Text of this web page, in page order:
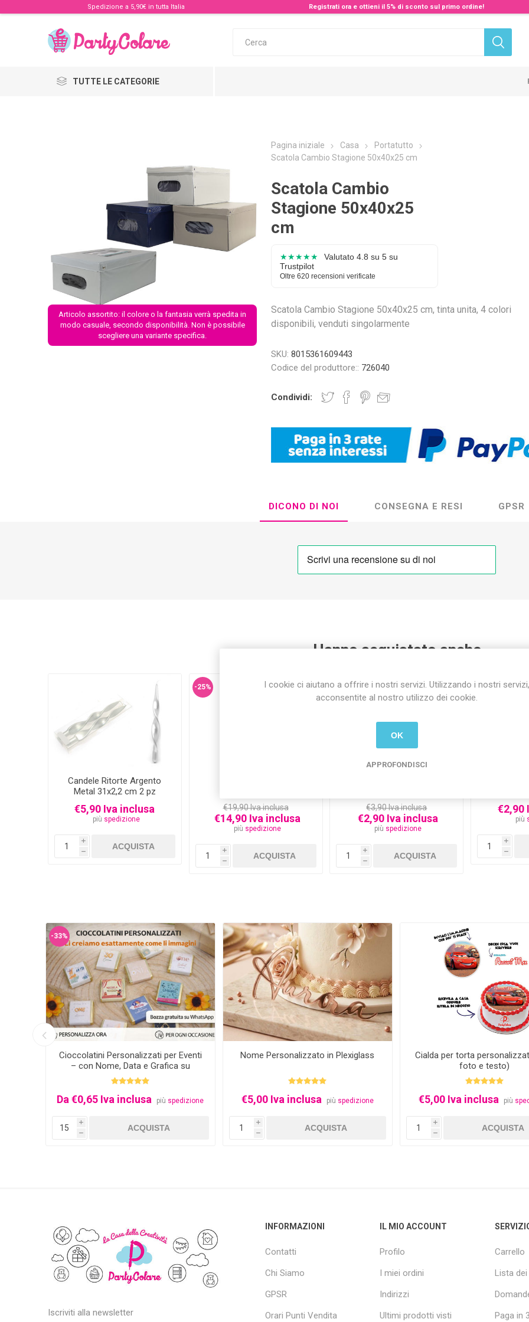
Spedizione a 5,90€ in tutta Italia Registrati ora e ottieni il 5% di sconto sul primo ordine!
TUTTE LE CATEGORIE
Articolo assortito: il colore o la fantasia verrà spedita in
modo casuale, secondo disponibilità. Non è possibile
scegliere una variante specifica.
Pagina iniziale Casa
Portatutto
Scatola Cambio Stagione 50x40x25 cm
Scatola Cambio
Stagione 50x40x25
cm
★★★★★
Valutato 4.8 su 5 su
Trustpilot
Oltre 620 recensioni verificate
Scatola Cambio Stagione 50x40x25 cm, tinta unita, 4 colori
disponibili, venduti singolarmente
SKU: 8015361609443
Codice del produttore:: 726040
Condividi:
DICONO DI NOI CONSEGNA E RESI GPSR
Hanno acquistato anche
Candele Ritorte Argento
Metal 31x2,2 cm 2 pz
€5,90 Iva inclusa
più spedizione
i
h
-25%
€19,90 Iva inclusa
€14,90 Iva inclusa
più spedizione
i
h
-26%
€3,90 Iva inclusa
€2,90 Iva inclusa
più spedizione
i
h
Box 6
€2,90
più
i
h
-33%
Cioccolatini Personalizzati per Eventi
– con Nome, Data e Grafica su
Misura
Da €0,65 Iva inclusa più spedizione
i
h
Nome Personalizzato in Plexiglass
€5,00 Iva inclusa più spedizione
i
h
Cialda per torta
foto e testo)
€5,00 Iva inclusa più
i
h
Iscriviti alla newsletter
INFORMAZIONI
Contatti
Chi Siamo
GPSR
Orari Punti Vendita
IL MIO ACCOUNT
Profilo
I miei ordini
Indirizzi
Ultimi prodotti visti
Carrello
Lista
Paga in
I cookie ci aiutano a offrire i nostri servizi. Utilizzando i nostri servizi,
acconsentite al nostro utilizzo dei cookie.
OK
APPROFONDISCI